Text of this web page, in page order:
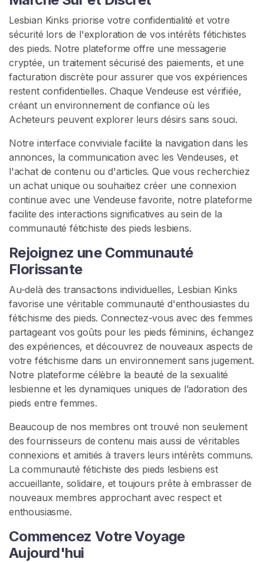
Lesbian Kinks priorise votre confidentialité et votre
sécurité lors de l'exploration de vos intérêts fétichistes
des pieds. Notre plateforme offre une messagerie
cryptée, un traitement sécurisé des paiements, et une
facturation discrète pour assurer que vos expériences
restent confidentielles. Chaque Vendeuse est vérifiée,
créant un environnement de confiance où les
Acheteurs peuvent explorer leurs désirs sans souci.
Notre interface conviviale facilite la navigation dans les
annonces, la communication avec les Vendeuses, et
l'achat de contenu ou d'articles. Que vous recherchiez
un achat unique ou souhaitiez créer une connexion
continue avec une Vendeuse favorite, notre plateforme
facilite des interactions significatives au sein de la
communauté fétichiste des pieds lesbiens.
Rejoignez une Communauté
Florissante
Au-delà des transactions individuelles, Lesbian Kinks
favorise une véritable communauté d'enthousiastes du
fétichisme des pieds. Connectez-vous avec des femmes
partageant vos goûts pour les pieds féminins, échangez
des expériences, et découvrez de nouveaux aspects de
votre fétichisme dans un environnement sans jugement.
Notre plateforme célèbre la beauté de la sexualité
lesbienne et les dynamiques uniques de l’adoration des
pieds entre femmes.
Beaucoup de nos membres ont trouvé non seulement
des fournisseurs de contenu mais aussi de véritables
connexions et amitiés à travers leurs intérêts communs.
La communauté fétichiste des pieds lesbiens est
accueillante, solidaire, et toujours prête à embrasser de
nouveaux membres approchant avec respect et
enthousiasme.
Commencez Votre Voyage
Aujourd'hui
e
d
s
L
e
s
b
i
e
L
e
s
b
i
e
n
e
D
é
c
h
a
î
n
é
e
R
E
C
H
E
R
C
H
E